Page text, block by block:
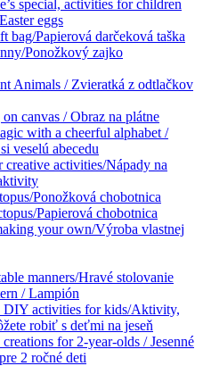
special, activities for children
eggs
bag/Papierová darčeková taška
Ponožkový zajko
Animals / Zvieratká z odtlačkov
canvas / Obraz na plátne
with a cheerful alphabet /
veselú abecedu
creative activities/Nápady na
Ponožková chobotnica
Papierová chobotnica
your own/Výroba vlastnej
manners/Hravé stolovanie
/ Lampión
DIY activities for kids/Aktivity,
robiť s deťmi na jeseň
for 2-year-olds / Jesenné
2 ročné deti